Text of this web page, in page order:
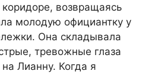
коридоре, возвращаясь
молодую официантку у
Она складывала
тревожные глаза
Лианну. Когда я